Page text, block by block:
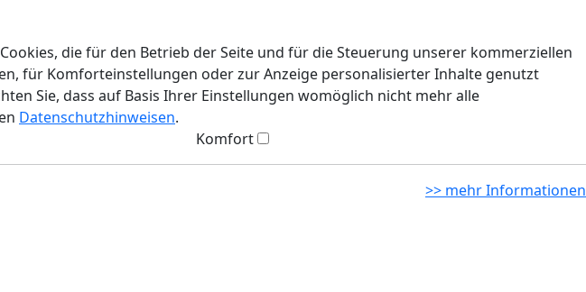
die für den Betrieb der Seite und für die Steuerung unserer kommerziellen
für Komforteinstellungen oder zur Anzeige personalisierter Inhalte genutzt
Sie, dass auf Basis Ihrer Einstellungen womöglich nicht mehr alle
Datenschutzhinweisen.
Komfort
>> mehr Informationen